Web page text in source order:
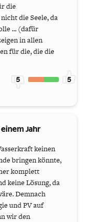
die
die Seele, da
... (dafür
in allen
für die, die die
5 5
Jahr
keinen
bringen könnte,
komplett
keine Lösung, da
Demnach
und PV auf
wir den